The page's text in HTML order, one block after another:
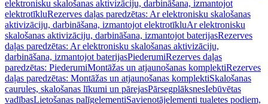
elektronisku skalošanas aktivizāciju, darbināšana, izmantojot
elektrotīkluRezerves daļas paredzētas: Ar elektronisku skalošanas
aktivizāciju, darbināšana, izmantojot elektrotīkluAr elektronisku
skalošanas aktivizāciju, darbināšana, izmantojot baterijasRezerves
daļas paredzētas: Ar elektronisku skalošanas aktivizāciju,
darbināšana, izmantojot baterijasPiederumiRezerves daļas
paredzētas: PiederumiMontāžas un atjaunošanas komplektiRezerves
daļas paredzētas: Montāžas un atjaunošanas komplektiSkalošanas
caurules, skalošanas līkumi un pārejasPārsegplāksnesIebūvētas
vadībasLietošanas palīgelementiSavienotājelementi tualetes podiem,